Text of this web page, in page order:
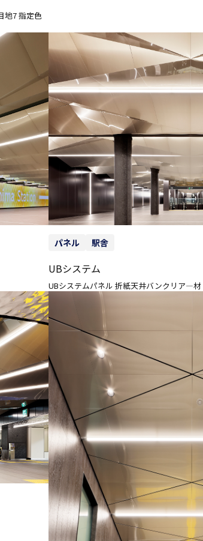
地7 指定色
パネル 駅舎
UBシステム
UBシステムパネル 折紙天井バンクリア―材